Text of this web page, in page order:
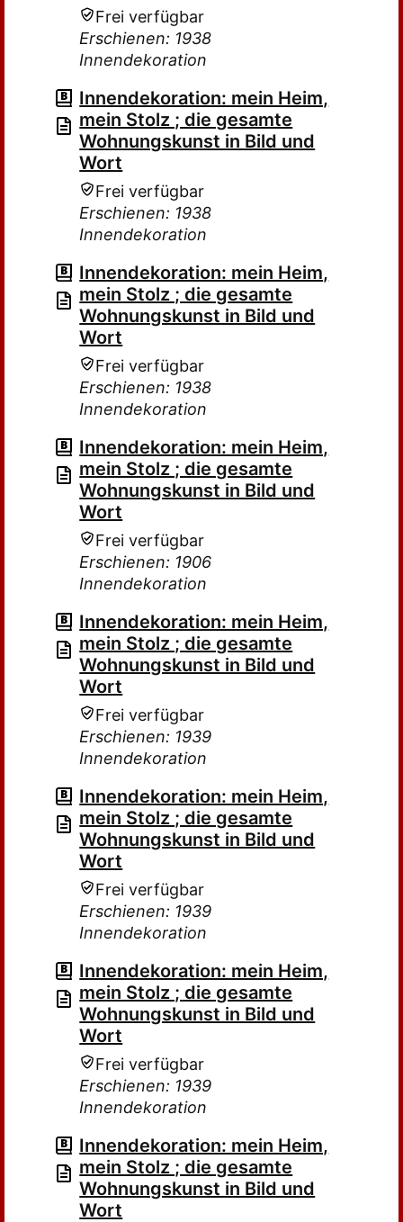
Frei verfügbar
Erschienen: 1938
Innendekoration
Innendekoration: mein Heim,
mein Stolz ; die gesamte
Wohnungskunst in Bild und
Wort
Frei verfügbar
Erschienen: 1938
Innendekoration
Innendekoration: mein Heim,
mein Stolz ; die gesamte
Wohnungskunst in Bild und
Wort
Frei verfügbar
Erschienen: 1938
Innendekoration
Innendekoration: mein Heim,
mein Stolz ; die gesamte
Wohnungskunst in Bild und
Wort
Frei verfügbar
Erschienen: 1906
Innendekoration
Innendekoration: mein Heim,
mein Stolz ; die gesamte
Wohnungskunst in Bild und
Wort
Frei verfügbar
Erschienen: 1939
Innendekoration
Innendekoration: mein Heim,
mein Stolz ; die gesamte
Wohnungskunst in Bild und
Wort
Frei verfügbar
Erschienen: 1939
Innendekoration
Innendekoration: mein Heim,
mein Stolz ; die gesamte
Wohnungskunst in Bild und
Wort
Frei verfügbar
Erschienen: 1939
Innendekoration
Innendekoration: mein Heim,
mein Stolz ; die gesamte
Wohnungskunst in Bild und
Wort